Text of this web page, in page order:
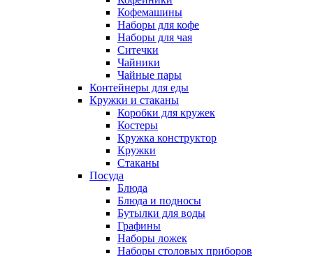
Кофемашины
Наборы для кофе
Наборы для чая
Ситечки
Чайники
Чайные пары
Контейнеры для еды
Кружки и стаканы
Коробки для кружек
Костеры
Кружка конструктор
Кружки
Стаканы
Посуда
Блюда
Блюда и подносы
Бутылки для воды
Графины
Наборы ложек
Наборы столовых приборов